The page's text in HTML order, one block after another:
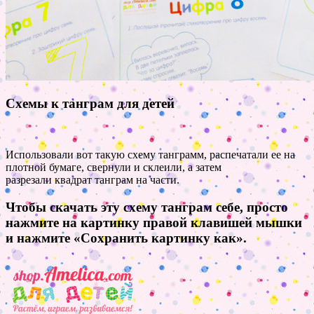
Схемы к танграм для детей
Использовали вот такую схему танграмм, распечатали ее на
плотной бумаге, свернули и склеили, а затем
разрезали квадрат танграм на части.
Чтобы скачать эту схему танграм себе, просто
нажмите на картинку правой клавишей мышки
и нажмите «Сохранить картинку как».